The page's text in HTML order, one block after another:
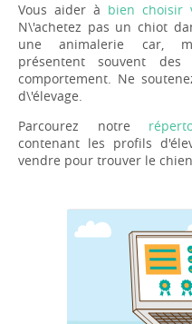
Vous aider à bien choisir
N\'achetez pas un chiot
une animalerie car,
présentent souvent
comportement. Ne
d\'élevage.
Parcourez notre
contenant les profils
vendre pour trouver le